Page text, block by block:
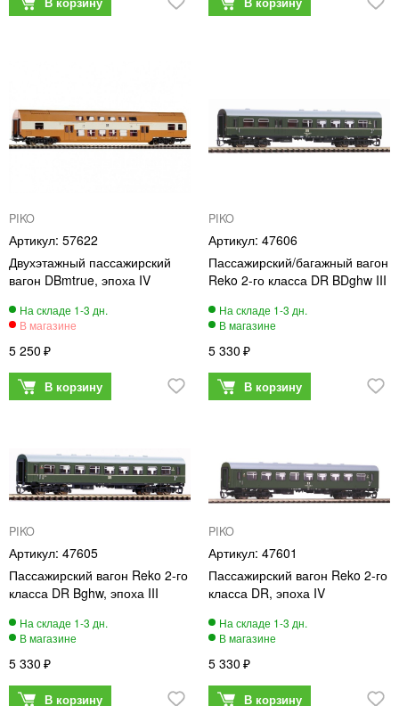
PIKO
57622
Двухэтажный пассажирский
вагон DBmtrue, эпоха IV
5 250
PIKO
47606
Пассажирский/багажный вагон
Reko 2-го класса DR BDghw III
5 330
PIKO
47605
Пассажирский вагон Reko 2-го
класса DR Bghw, эпоха III
5 330
PIKO
47601
Пассажирский вагон Reko 2-го
класса DR, эпоха IV
5 330